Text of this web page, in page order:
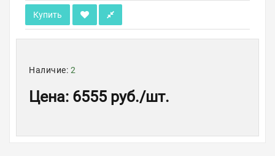
Купить
Наличие: 2
Цена: 6555 руб./шт.